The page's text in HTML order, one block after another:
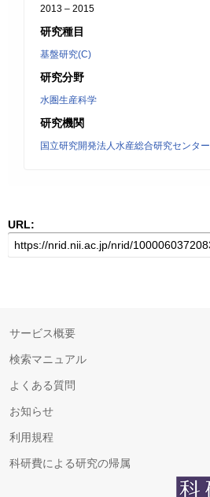
2013 – 2015
研究種目
基盤研究(C)
研究分野
水圏生産科学
研究機関
国立研究開発法人水産総合研究センター
URL:
サービス概要
検索マニュアル
よくある質問
お知らせ
利用規程
科研費による研究の帰属